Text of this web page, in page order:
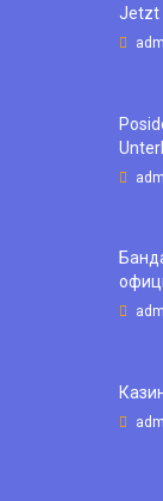
Jetzt